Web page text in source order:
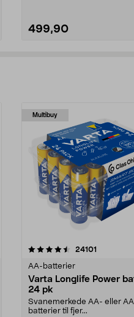
499,90
Multibuy
24101
AA-batterier
Varta Longlife Power
24 pk
Svanemerkede AA- eller
batterier til fjer...
4.5av 5 stjerner